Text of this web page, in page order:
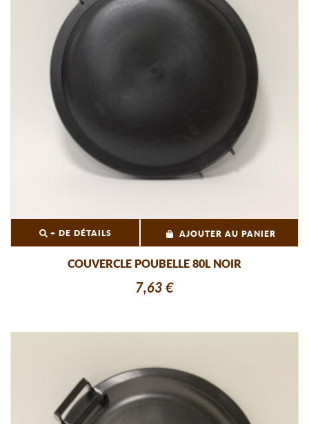
+ DE DÉTAILS AJOUTER AU PANIER
COUVERCLE POUBELLE 80L NOIR
7,63 €